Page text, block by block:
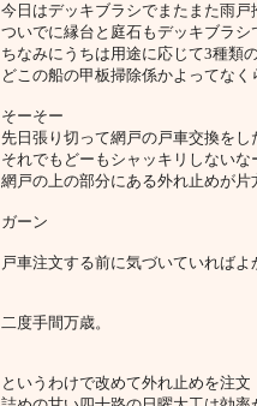
今日はデッキブラシでまたまた雨戸
ついでに縁台と庭石もデッキブラシ
ちなみにうちは用途に応じて3種類
どこの船の甲板掃除係かよってな
そーそー
先日張り切って網戸の戸車交換をし
それでもどーもシャッキリしないな
網戸の上の部分にある外れ止めが片
ガーン
戸車注文する前に気づいていればよ
二度手間万歳。
というわけで改めて外れ止めを注文